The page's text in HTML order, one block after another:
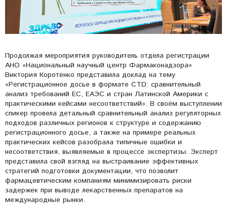
Продолжая мероприятия руководитель отдела регистрации
АНО «Национальный научный центр Фармаконадзора»
Виктория Коротенко представила доклад на тему
«Регистрационное досье в формате CTD: сравнительный
анализ требований ЕС, ЕАЭС и стран Латинской Америки с
практическими кейсами несоответствий». В своём выступлении
спикер провела детальный сравнительный анализ регуляторных
подходов различных регионов к структуре и содержанию
регистрационного досье, а также на примере реальных
практических кейсов разобрала типичные ошибки и
несоответствия, выявляемые в процессе экспертизы. Эксперт
представила свой взгляд на выстраивание эффективных
стратегий подготовки документации, что позволит
фармацевтическим компаниям минимизировать риски
задержек при выводе лекарственных препаратов на
международные рынки.